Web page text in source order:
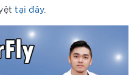
tại đây.